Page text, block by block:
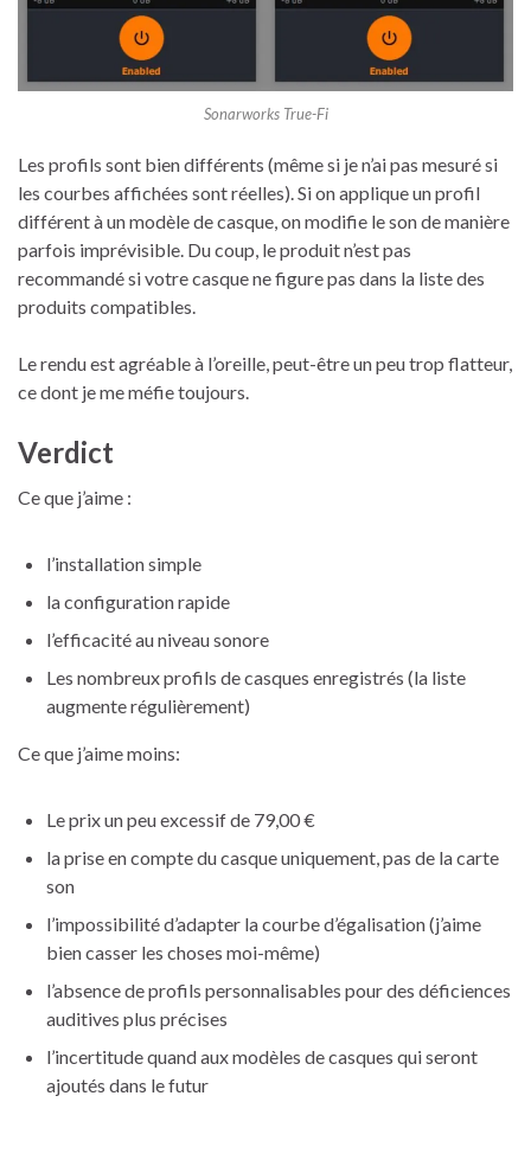
Sonarworks True-Fi
Les profils sont bien différents (même si je n’ai pas mesuré si
les courbes affichées sont réelles). Si on applique un profil
différent à un modèle de casque, on modifie le son de manière
parfois imprévisible. Du coup, le produit n’est pas
recommandé si votre casque ne figure pas dans la liste des
produits compatibles.
Le rendu est agréable à l’oreille, peut-être un peu trop flatteur,
ce dont je me méfie toujours.
Verdict
Ce que j’aime :
l’installation simple
la configuration rapide
l’efficacité au niveau sonore
Les nombreux profils de casques enregistrés (la liste
augmente régulièrement)
Ce que j’aime moins:
Le prix un peu excessif de 79,00 €
la prise en compte du casque uniquement, pas de la carte
son
l’impossibilité d’adapter la courbe d’égalisation (j’aime
bien casser les choses moi-même)
l’absence de profils personnalisables pour des déficiences
auditives plus précises
l’incertitude quand aux modèles de casques qui seront
ajoutés dans le futur